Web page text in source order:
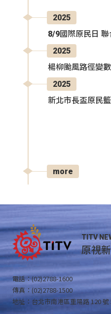
2025
8/9國際原民日
2025
楊柳颱風路徑變
2025
新北市長盃原民
more
TITV
原視
電話：(02)2788-1600
傳真：(02)2788-1500
地址：台北市南港區重陽路 120 號